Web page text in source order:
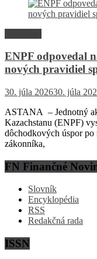
ENPF odpovedal
nových pravidiel
30. júla 202630. júla
ASTANA – Jednotný
Kazachstanu (ENPF)
dôchodkových úspor po
zákonníka,
FN Finančné
Slovník
Encyklopédia
RSS
Redakčná rada
ISSN